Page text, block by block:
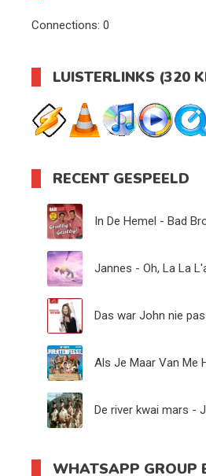
Connections: 0
LUISTERLINKS (320
RECENT GESPEELD
In De Hemel - Bad
Jannes - Oh, La La
Das war John nie
Als Je Maar Van Me
De river kwai mars -
WHATSAPP GROUP